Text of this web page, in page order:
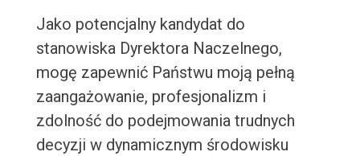
Jako potencjalny kandydat do
stanowiska Dyrektora Naczelnego,
mogę zapewnić Państwu moją pełną
zaangażowanie, profesjonalizm i
zdolność do podejmowania trudnych
decyzji w dynamicznym środowisku